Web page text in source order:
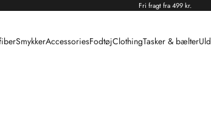
Fri fragt fra 499 kr.
SmykkerAccessoriesFodtøjClothingTasker & bælterUld